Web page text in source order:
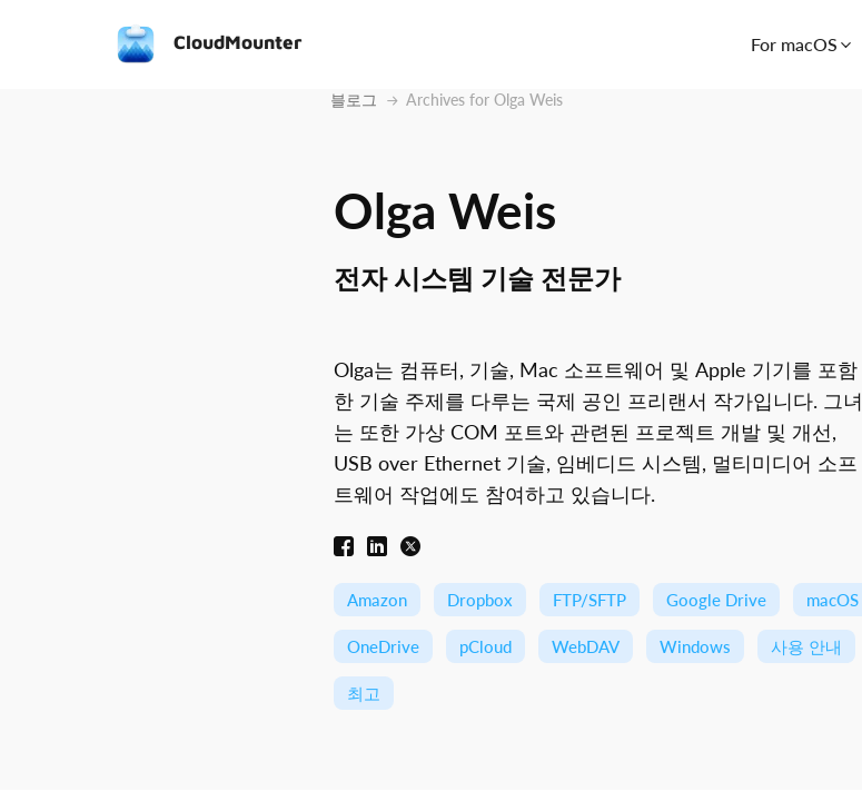
CloudMounter For macOS
블로그 Archives for Olga Weis
Olga Weis
전자 시스템 기술 전문가
Olga는 컴퓨터, 기술, Mac 소프트웨어 및 Apple 기기를 포함
한 기술 주제를 다루는 국제 공인 프리랜서 작가입니다. 그녀
는 또한 가상 COM 포트와 관련된 프로젝트 개발 및 개선,
USB over Ethernet 기술, 임베디드 시스템, 멀티미디어 소프
트웨어 작업에도 참여하고 있습니다.
Amazon Dropbox FTP/SFTP Google Drive macOS
OneDrive pCloud WebDAV Windows 사용 안내
최고